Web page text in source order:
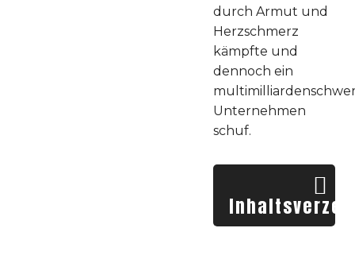
durch Armut und
Herzschmerz
kämpfte und
dennoch ein
Unternehmen
schuf.